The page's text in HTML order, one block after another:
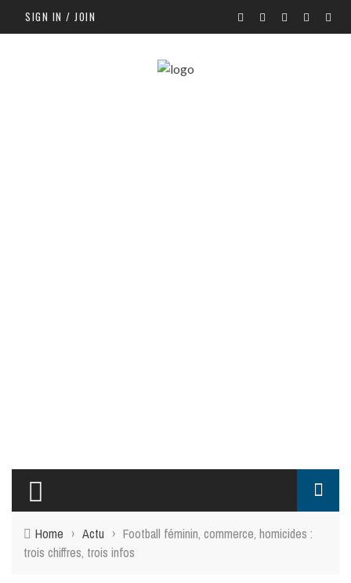
SIGN IN / JOIN
Home › Actu › Football féminin, commerce, homicides :
trois chiffres, trois infos